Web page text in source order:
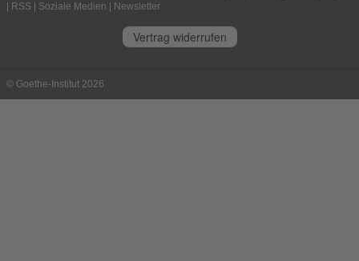
RSS Soziale Medien Newsletter
Vertrag widerrufen
© Goethe-Institut 2026